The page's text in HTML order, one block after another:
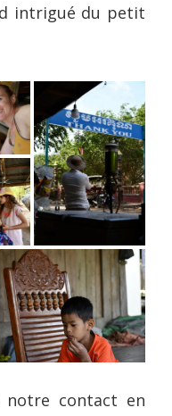
intrigué du petit
notre contact en